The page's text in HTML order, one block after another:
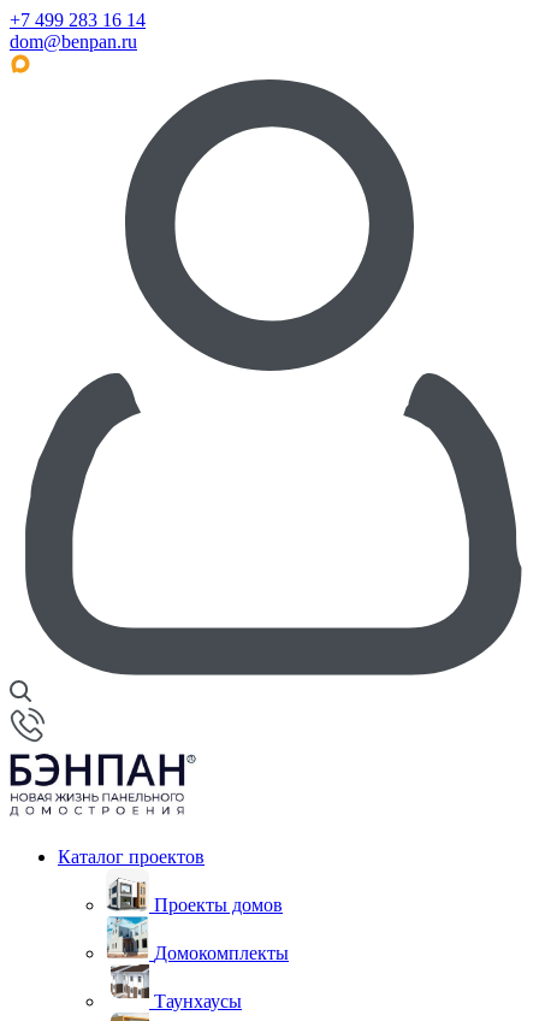
+7 499 283 16 14
dom@benpan.ru
Каталог проектов
Проекты домов
Домокомплекты
Таунхаусы